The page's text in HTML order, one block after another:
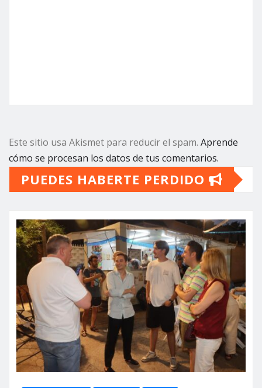
Este sitio usa Akismet para reducir el spam. Aprende
cómo se procesan los datos de tus comentarios.
PUEDES HABERTE PERDIDO